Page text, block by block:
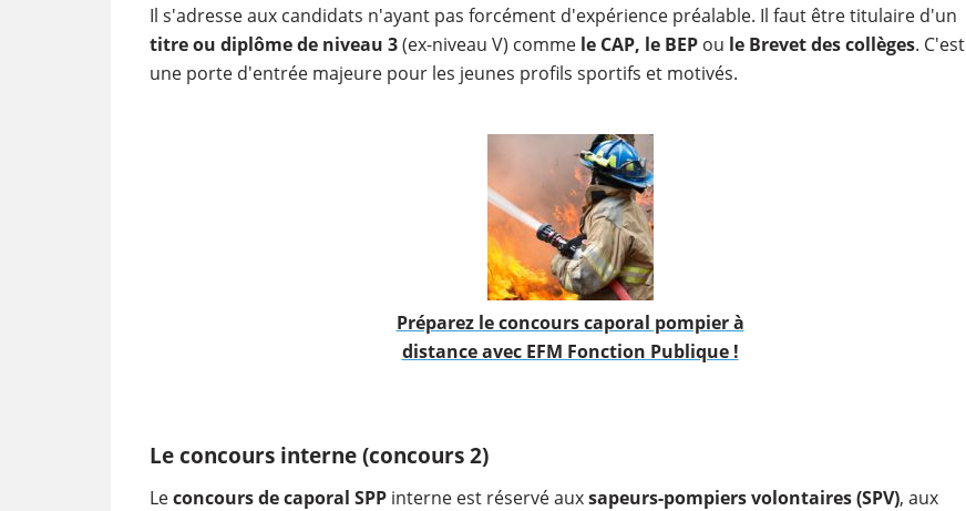
Il s'adresse aux candidats n'ayant pas forcément d'expérience préalable. Il faut être titulaire d'un
titre ou diplôme de niveau 3(ex-niveau V) comme le CAP, le BEPou le Brevet des collèges. C'est
une porte d'entrée majeure pour les jeunes profils sportifs et motivés.
Préparez le concours caporal pompier à
distance avec EFM Fonction Publique !
Le concours interne (concours 2)
Leconcours de caporal SPP interne est réservé auxsapeurs-pompiers volontaires (SPV), aux